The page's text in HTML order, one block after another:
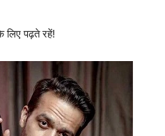
लिए पढ़ते रहें!